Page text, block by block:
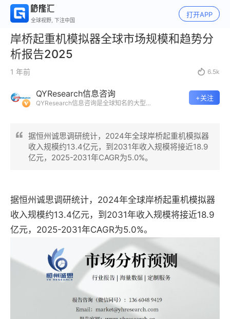
全球视野, 下注中国
打开APP
岸桥起重机模拟器全球市场规模和趋势分
析报告2025
1 年前  6.5k
QYResearch信息咨询
QYResearch信息咨询是全球知名的大型
态势、发展现状及未来趋势。
+关注
据恒州诚思调研统计，2024年全球岸桥起重机模拟器
收入规模约13.4亿元，到2031年收入规模将接近18.9
亿元，2025-2031年CAGR为5.0%。
据恒州诚思调研统计，2024年全球岸桥起重机模拟器
收入规模约13.4亿元，到2031年收入规模将接近18.9
亿元，2025-2031年CAGR为5.0%。